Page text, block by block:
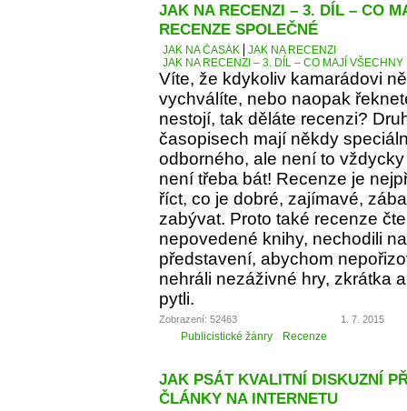
JAK NA RECENZI – 3. DÍL – CO
RECENZE SPOLEČNÉ
JAK NA ČASÁK
JAK NA RECENZI
JAK NA RECENZI – 3. DÍL – CO MAJÍ
Víte, že kdykoliv kamarádovi
vychválíte, nebo naopak
nestojí, tak děláte recenzi?
časopisech mají někdy
odborného, ale není to
není třeba bát! Recenze je
říct, co je dobré, zajímavé,
zabývat. Proto také recenze
nepovedené knihy, nechodili
představení, abychom
nehráli nezáživné hry, zkrátka
pytli.
Zobrazení: 52463 1. 7. 2015
Publicistické žánry Recenze
JAK PSÁT KVALITNÍ DISKUZNÍ
ČLÁNKY NA INTERNETU